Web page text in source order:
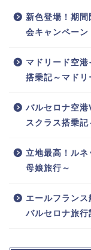
新色登場！期
会キャンペー
マドリード空
搭乗記～マドリ
バルセロナ空
スクラス搭乗
立地最高！ル
母娘旅行～
エールフラン
バルセロナ旅行